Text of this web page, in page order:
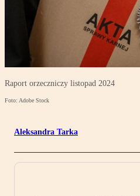
Raport orzeczniczy listopad 2024
Foto: Adobe Stock
Aleksandra Tarka